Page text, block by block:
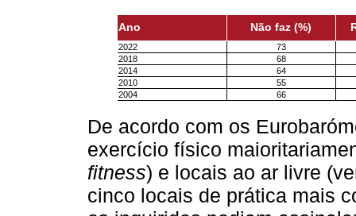
Ano Não faz (%)
2022
73
2018
68
2014
64
2010
55
2004
66
De acordo com os
exercício físico
fitness) e locais ao ar livre
cinco locais de prática mais